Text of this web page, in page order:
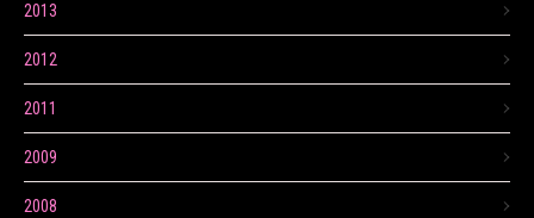
2013
2012
2011
2009
2008